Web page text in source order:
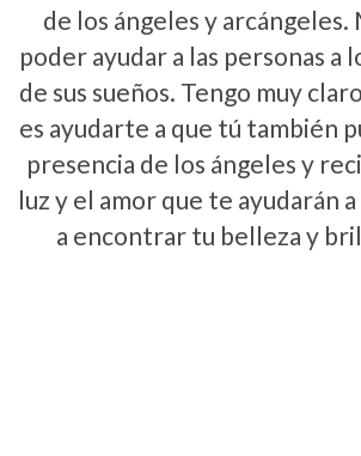
de los ángeles y arcángeles.
poder ayudar a las personas a
de sus sueños. Tengo muy
es ayudarte a que tú también
presencia de los ángeles y
luz y el amor que te ayudarán
a encontrar tu belleza y